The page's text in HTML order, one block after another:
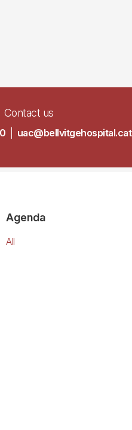
Contact us
uac@bellvitgehospital.cat
Agenda
All